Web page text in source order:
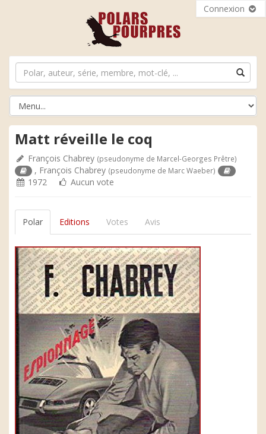
Connexion
Matt réveille le coq
François Chabrey (pseudonyme de Marcel-Georges Prêtre)
, François Chabrey (pseudonyme de Marc Waeber)
1972 Aucun vote
Polar Editions Votes Avis